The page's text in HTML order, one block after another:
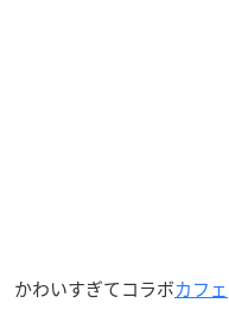
かわいすぎてコラボカフェ